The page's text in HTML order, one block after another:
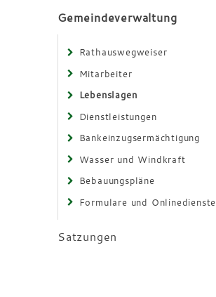
Gemeindeverwaltung
Rathauswegweiser
Mitarbeiter
Lebenslagen
Dienstleistungen
Bankeinzugsermächtigung
Wasser und Windkraft
Bebauungspläne
Formulare und Onlinedienste
Satzungen